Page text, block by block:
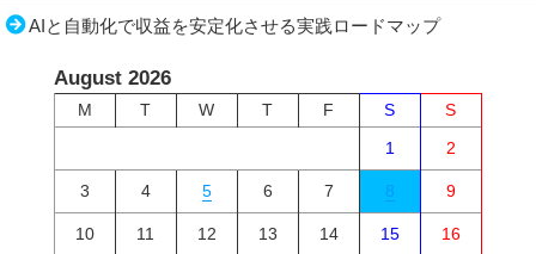
AIと自動化で収益を安定化させる実践ロードマップ
August 2026
M T W T F S
S
1
2
3 4 5 6 7 8 9
10 11 12 13 14 15 16